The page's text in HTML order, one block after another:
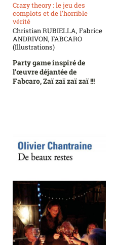
Crazy theory : le jeu des
complots et de l'horrible
vérité
Christian RUBIELLA, Fabrice
ANDRIVON, FABCARO
(Illustrations)
Party game inspiré de
l’œuvre déjantée de
Fabcaro, Zaï zaï zaï zaï !!!